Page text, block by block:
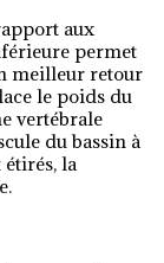
aux
permet
meilleur retour
le poids du
vertébrale
du bassin à
étirés, la